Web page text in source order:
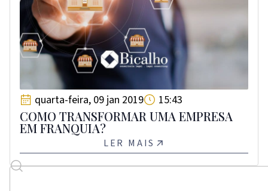
quarta-feira, 09 jan 2019 15:43
COMO TRANSFORMAR UMA EMPRESA
EM FRANQUIA?
LER MAIS